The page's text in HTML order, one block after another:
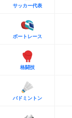
サッカー代表
ボートレース
格闘技
バドミントン